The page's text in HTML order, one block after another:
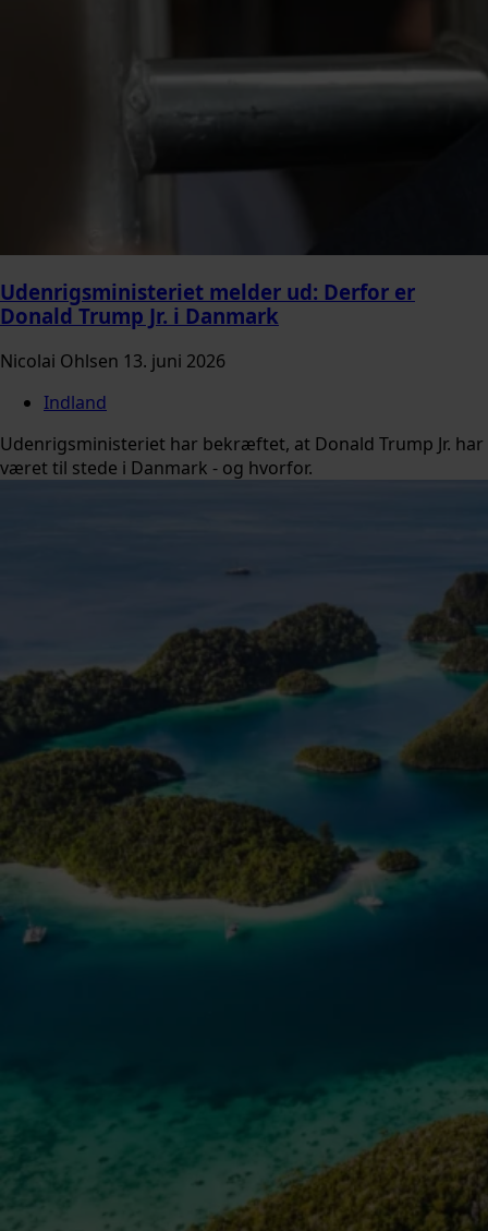
Udenrigsministeriet melder ud: Derfor er
Donald Trump Jr. i Danmark
Nicolai Ohlsen 13. juni 2026
Indland
Udenrigsministeriet har bekræftet, at Donald Trump Jr. har
været til stede i Danmark - og hvorfor.